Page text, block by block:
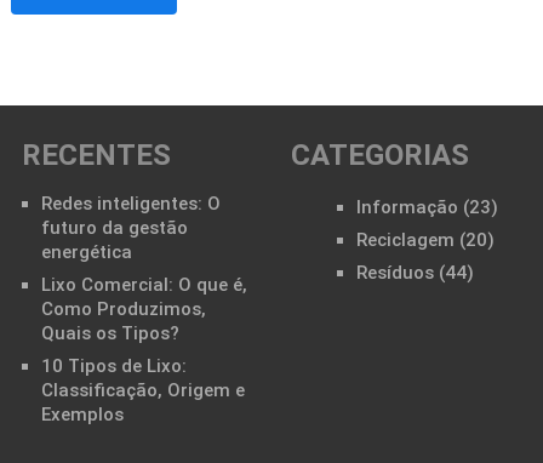
RECENTES
Redes inteligentes: O
futuro da gestão
energética
Lixo Comercial: O que é,
Como Produzimos,
Quais os Tipos?
10 Tipos de Lixo:
Classificação, Origem e
Exemplos
CATEGORIAS
Informação (23)
Reciclagem (20)
Resíduos(44)